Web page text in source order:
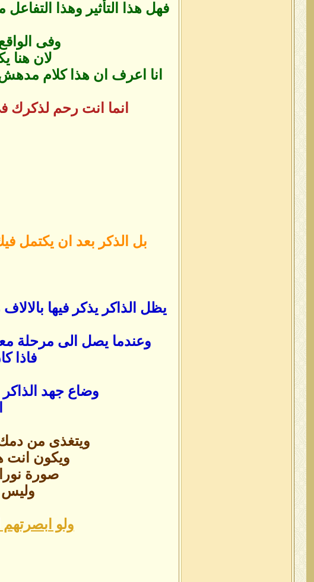
فهل هذا التأثير وهذا
وفى
لان هنا
انا اعرف ان هذا كلام
انما انت رحم لذكرك
بل الذكر بعد ان يكتمل
يظل الذاكر يذكر فيها
وعندما يصل الى مرحلة
فاذا
وضاع جهد
ويتغذى من
ويكون انت
صورة
وليس
ولو